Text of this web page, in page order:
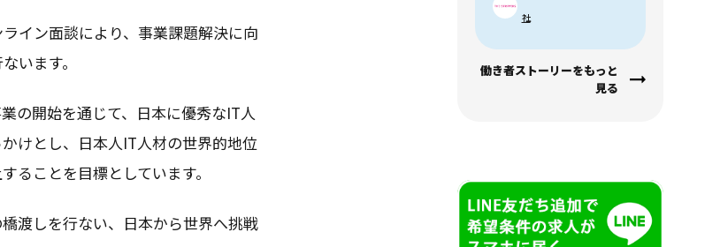
イン面談により、事業課題解決に向
います。
の開始を通じて、日本に優秀なIT人
けとし、日本人IT人材の世界的地位
ることを目標としています。
渡しを行ない、日本から世界へ挑戦
社
働き者ストーリーをもっと
見る